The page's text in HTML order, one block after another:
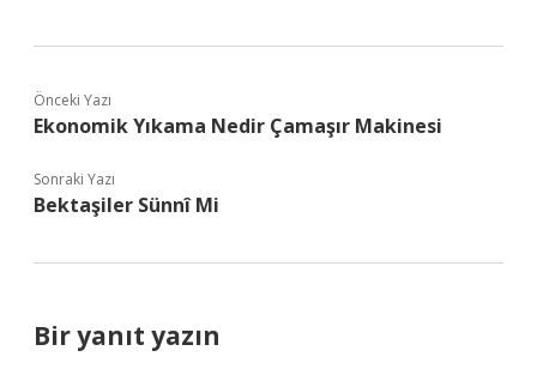
Önceki Yazı
Ekonomik Yıkama Nedir Çamaşır Makinesi
Sonraki Yazı
Bektaşiler Sünnî Mi
Bir yanıt yazın